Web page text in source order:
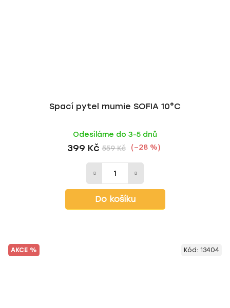
Spací pytel mumie SOFIA 10°C
Odesíláme do 3-5 dnů
399 Kč 559 Kč (–28 %)
Do košíku
AKCE % Kód: 13404